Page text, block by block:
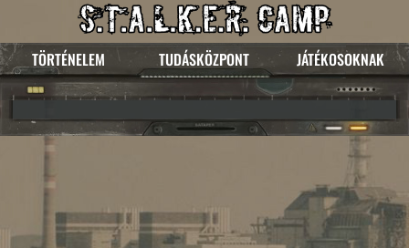
TÖRTÉNELEM TUDÁSKÖZPONT JÁTÉKOSOKNAK